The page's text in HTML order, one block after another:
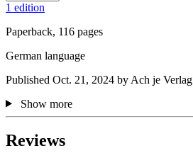
1 edition
Paperback, 116 pages
German language
Published Oct. 21, 2024 by Ach je
Show more
Reviews